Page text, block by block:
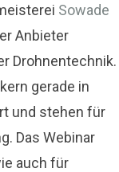
Sowade
Anbieter
Drohnentechnik.
gerade in
und stehen für
Das Webinar
auch für